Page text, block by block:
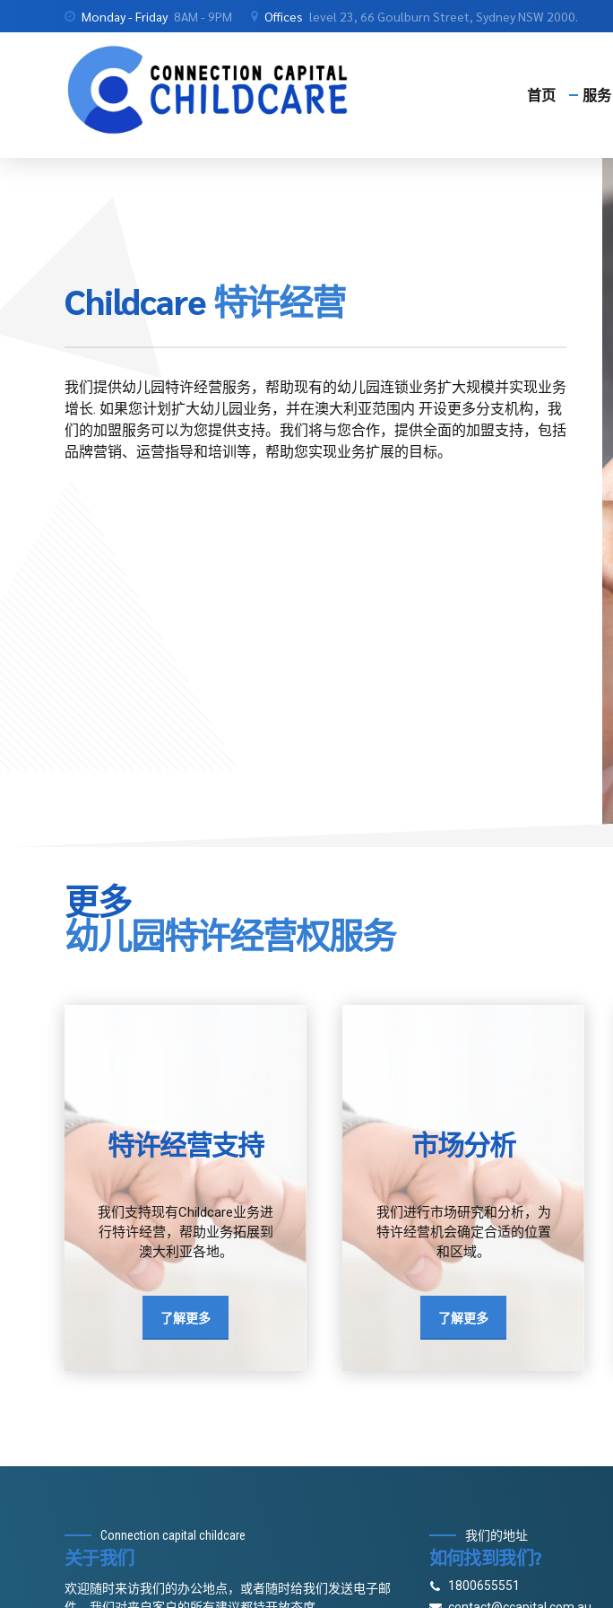
Monday - Friday 8AM - 9PM Offices level 23, 66 Goulburn Street, Sydney NSW 2000.
首页 服务
Childcare特许经营
我们提供幼儿园特许经营服务，帮助现有的幼儿园连锁业务扩大规模并实现业务
增长. 如果您计划扩大幼儿园业务，并在澳大利亚范围内 开设更多分支机构，我
们的加盟服务可以为您提供支持。我们将与您合作，提供全面的加盟支持，包括
品牌营销、运营指导和培训等，帮助您实现业务扩展的目标。
更多
幼儿园特许经营权服务
特许经营支持
我们支持现有Childcare业务进
行特许经营，帮助业务拓展到
澳大利亚各地。
了解更多
市场分析
我们进行市场研究和分析，为
特许经营机会确定合适的位置
和区域。
了解更多
Connection capital childcare
关于我们
欢迎随时来访我们的办公地点，或者随时给我们发送电子邮
我们的地址
如何找到我们?
1800655551